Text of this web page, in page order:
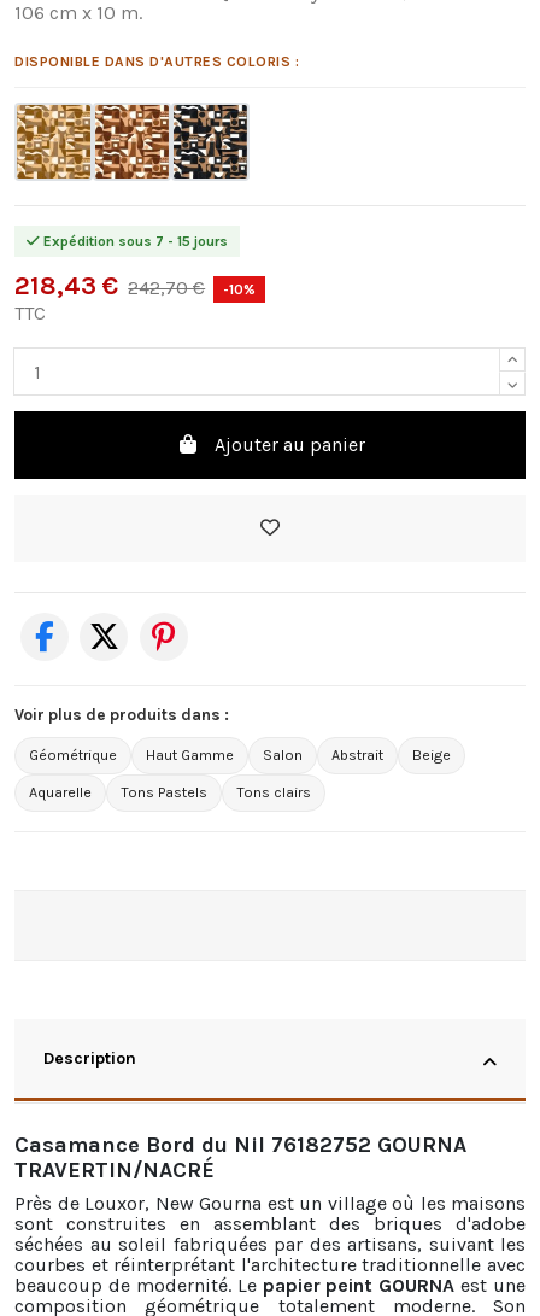
106 cm x 10 m.
DISPONIBLE DANS D'AUTRES COLORIS :
Expédition sous 7 - 15 jours
218,43 € 242,70 € -10%
TTC
Ajouter au panier
Voir plus de produits dans :
Géométrique Haut Gamme Salon Abstrait Beige
Aquarelle Tons Pastels Tons clairs
Description
Casamance Bord du Nil 76182752 GOURNA
TRAVERTIN/NACRÉ
Près de Louxor, New Gourna est un village où les maisons
sont construites en assemblant des briques d'adobe
séchées au soleil fabriquées par des artisans, suivant les
courbes et réinterprétant l'architecture traditionnelle avec
beaucoup de modernité. Le papier peint GOURNA est une
composition géométrique totalement moderne. Son